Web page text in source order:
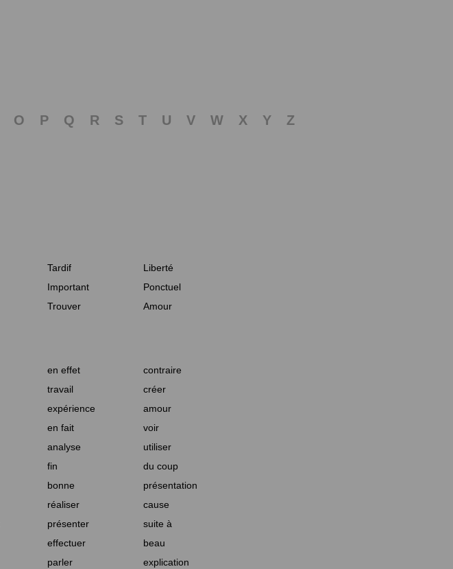
O P Q R S T U V W X Y
Z
Tardif
Liberté
Important
Ponctuel
Trouver Amour
en effet
contraire
travail
créer
expérience
amour
en fait
voir
analyse
utiliser
fin
du coup
bonne
présentation
réaliser
cause
présenter
suite à
effectuer
beau
parler explication